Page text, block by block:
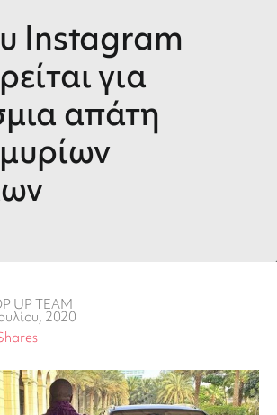
Instagram
για
απάτη
UP TEAM
2020